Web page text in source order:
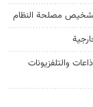
مصلحة النظام
والتلفزيونات